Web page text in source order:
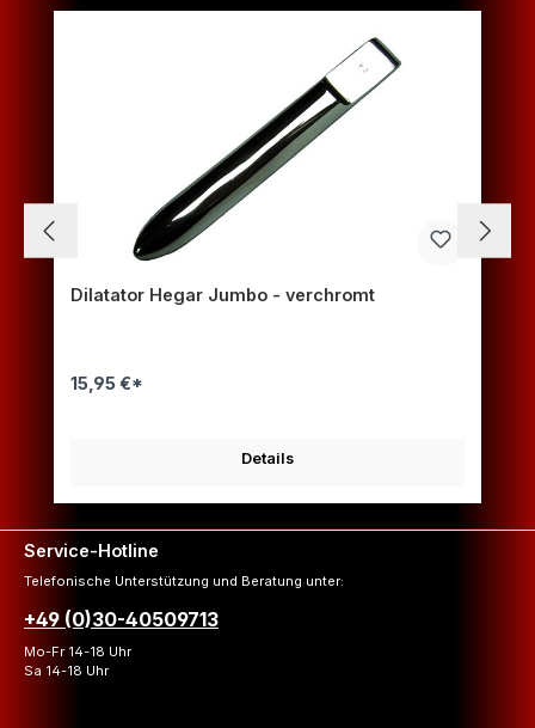
Dilatator Hegar Jumbo - verchromt
15,95 €*
Details
Service-Hotline
Telefonische Unterstützung und Beratung unter:
+49 (0)30-40509713
Mo-Fr 14-18 Uhr
Sa 14-18 Uhr